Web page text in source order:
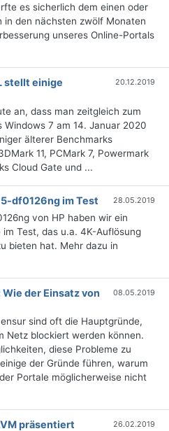
es sicherlich dem einen oder
in den nächsten zwölf Monaten
unseres Online-Portals
stellt einige
20.12.2019
an, dass man zeitgleich zum
7 am 14. Januar 2020
älterer Benchmarks
11, PCMark 7, Powermark
Cloud Gate und ...
df0126ng im Test 28.05.2019
von HP haben wir ein
Test, das u.a. 4K-Auflösung
bieten hat. Mehr dazu in
der Einsatz von
08.05.2019
sind oft die Hauptgründe,
Netz blockiert werden können.
diese Probleme zu
der Gründe führen, warum
Portale möglicherweise nicht
präsentiert
26.02.2019